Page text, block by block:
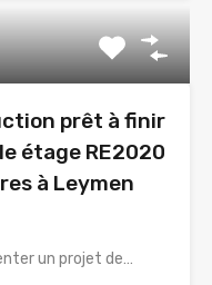
prêt à finir
étage RE2020
à Leymen
un projet de…